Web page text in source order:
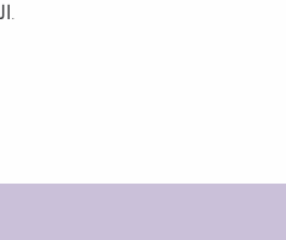
النقل ويساعدون في أي تنظيم.